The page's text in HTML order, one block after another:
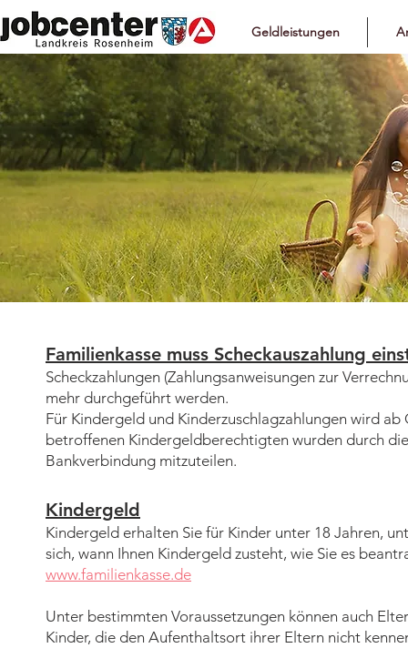
Geldleistungen
Familienkasse muss Scheckauszahlung
​Scheckzahlungen (Zahlungsanweisungen zur
mehr durchgeführt werden.
Für Kindergeld und Kinderzuschlagzahlungen wird
betroffenen Kindergeldberechtigten wurden durch
Bankverbindung mitzuteilen.
Kindergeld
Kindergeld erhalten Sie für Kinder unter 18 Jahren,
sich, wann Ihnen Kindergeld zusteht, wie Sie es
www.familienkasse.de
Unter bestimmten Voraussetzungen können auch
Kinder, die den Aufenthaltsort ihrer Eltern nicht